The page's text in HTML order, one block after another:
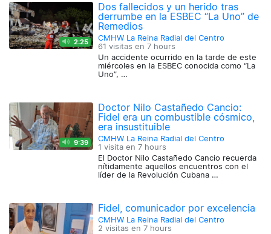
2:25
Dos fallecidos y un herido tras
derrumbe en la ESBEC “La Uno” de
Remedios
CMHW La Reina Radial del Centro
61 visitas en7 hours
Un accidente ocurrido en la tarde de este
miércoles en la ESBEC conocida como “La
Uno”, …
9:39
Doctor Nilo Castañedo Cancio:
Fidel era un combustible cósmico,
era insustituible
CMHW La Reina Radial del Centro
1 visita en7 hours
El Doctor Nilo Castañedo Cancio recuerda
nítidamente aquellos encuentros con el
líder de la Revolución Cubana …
Fidel, comunicador por excelencia
CMHW La Reina Radial del Centro
2 visitas en7 hours